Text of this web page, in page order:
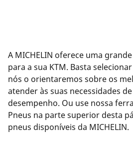
A MICHELIN oferece uma
para a sua KTM. Basta
nós o orientaremos sobre os
atender às suas necessidades
desempenho. Ou use nossa
Pneus na parte superior desta
pneus disponíveis da MICHELIN.